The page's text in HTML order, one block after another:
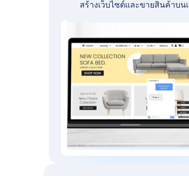
สร้างเว็บไซต์และขายสินค้าบน